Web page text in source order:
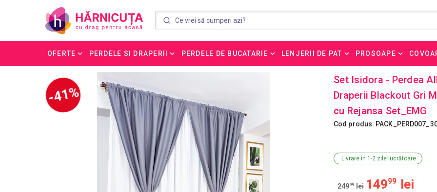
OFERTE PERDELE SI DRAPERII PERDELE DE BUCATARIE LENJERII DE PAT PROSOAPE
-41%
Set Isidora - Perdea
Draperii Blackout Gri
cu Rejansa Set_EMG
Cod produs:
Livrare în 1-2 zile lucrătoare
24999 lei 14999 lei